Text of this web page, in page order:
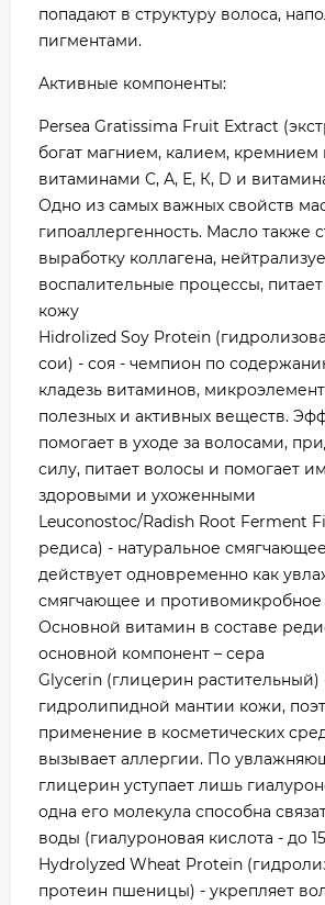
попадают в структуру волоса,
пигментами.
Активные компоненты:
Persea Gratissima Fruit Extract
богат магнием, калием,
витаминами С, А, Е, К, D и
Одно из самых важных свойств
гипоаллергенность. Масло также
выработку коллагена,
воспалительные процессы,
кожу
Hidrolized Soy Protein
сои) - соя - чемпион по
кладезь витаминов,
полезных и активных веществ.
помогает в уходе за волосами,
силу, питает волосы и помогает
здоровыми и ухоженными
Leuconostoc/Radish Root Ferment
редиса) - натуральное
действует одновременно как
смягчающее и противомикробное
Основной витамин в составе
основной компонент – сера
Glycerin (глицерин растительный)
гидролипидной мантии кожи,
применение в косметических
вызывает аллергии. По
глицерин уступает лишь
одна его молекула способна
воды (гиалуроновая кислота - до
Hydrolyzed Wheat Protein
протеин пшеницы) - укрепляет